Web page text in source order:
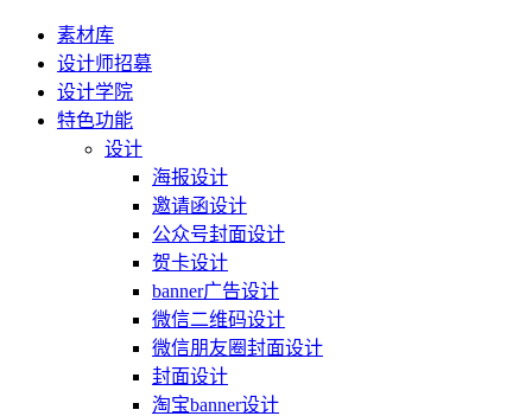
素材库
设计师招募
设计学院
特色功能
设计
海报设计
邀请函设计
公众号封面设计
贺卡设计
banner广告设计
微信二维码设计
微信朋友圈封面设计
封面设计
淘宝banner设计